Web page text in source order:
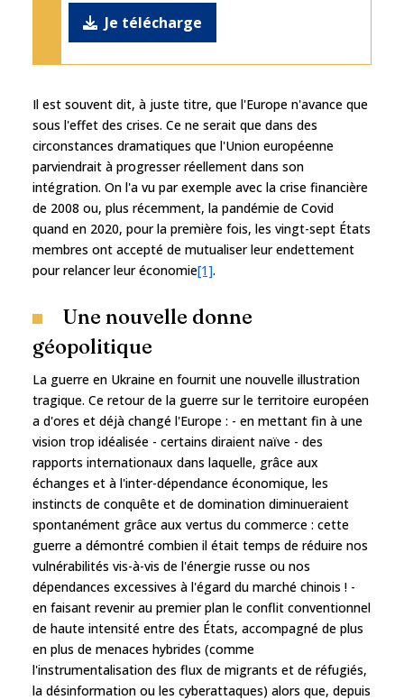
Je télécharge
Il est souvent dit, à juste titre, que l'Europe n'avance que
sous l'effet des crises. Ce ne serait que dans des
circonstances dramatiques que l'Union européenne
parviendrait à progresser réellement dans son
intégration. On l'a vu par exemple avec la crise financière
de 2008 ou, plus récemment, la pandémie de Covid
quand en 2020, pour la première fois, les vingt-sept États
membres ont accepté de mutualiser leur endettement
pour relancer leur économie[1].
Une nouvelle donne
géopolitique
La guerre en Ukraine en fournit une nouvelle illustration
tragique. Ce retour de la guerre sur le territoire européen
a d'ores et déjà changé l'Europe : - en mettant fin à une
vision trop idéalisée - certains diraient naïve - des
rapports internationaux dans laquelle, grâce aux
échanges et à l'inter-dépendance économique, les
instincts de conquête et de domination diminueraient
spontanément grâce aux vertus du commerce : cette
guerre a démontré combien il était temps de réduire nos
vulnérabilités vis-à-vis de l'énergie russe ou nos
dépendances excessives à l'égard du marché chinois ! -
en faisant revenir au premier plan le conflit conventionnel
de haute intensité entre des États, accompagné de plus
en plus de menaces hybrides (comme
l'instrumentalisation des flux de migrants et de réfugiés,
la désinformation ou les cyberattaques) alors que, depuis